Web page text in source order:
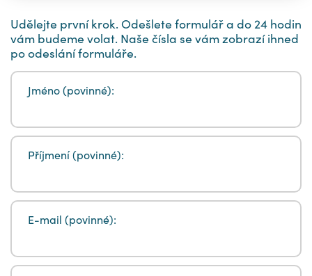
Udělejte první krok. Odešlete formulář a do 24 hodin
vám budeme volat. Naše čísla se vám zobrazí ihned
po odeslání formuláře.
Jméno (povinné):
Příjmení (povinné):
E-mail (povinné):